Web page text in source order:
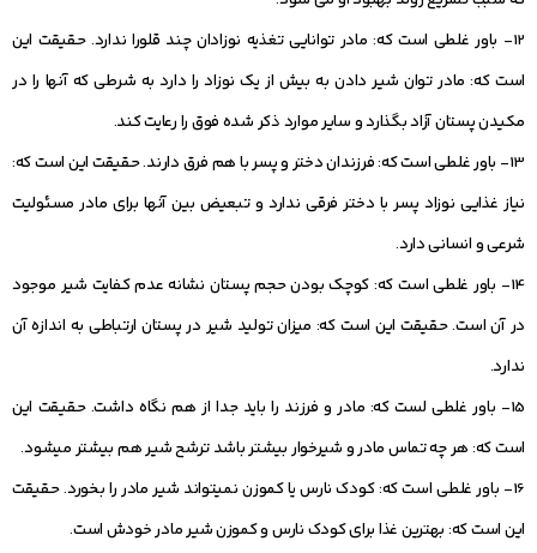
12- باور غلطی است که: مادر توانایی تغذیه نوزادان چند قلورا ندارد. حقیقت این
است که: مادر توان شیر دادن به بیش از یک نوزاد را دارد به شرطی که آنها را در
مکیدن پستان آزاد بگذارد و سایر موارد ذکر شده فوق را رعایت کند.
13- باور غلطی است که: فرزندان دختر و پسر با هم فرق دارند. حقیقت این است که:
نیاز غذایی نوزاد پسر با دختر فرقی ندارد و تبعیض بین آنها برای مادر مسئولیت
شرعی و انسانی دارد.
14- باور غلطی است که: کوچک بودن حجم پستان نشانه عدم کفایت شیر موجود
در آن است. حقیقت این است که: میزان تولید شیر در پستان ارتباطی به اندازه آن
ندارد.
15- باور غلطی لست که: مادر و فرزند را باید جدا از هم نگاه داشت. حقیقت این
است که: هر چه تماس مادر و شیرخوار بیشتر باشد ترشح شیر هم بیشتر می‏شود.
16- باور غلطی است که: کودک نارس یا کم‏وزن نمی‏تواند شیر مادر را بخورد. حقیقت
این است که: بهترین غذا برای کودک نارس و کم‏وزن شیر مادر خودش است.